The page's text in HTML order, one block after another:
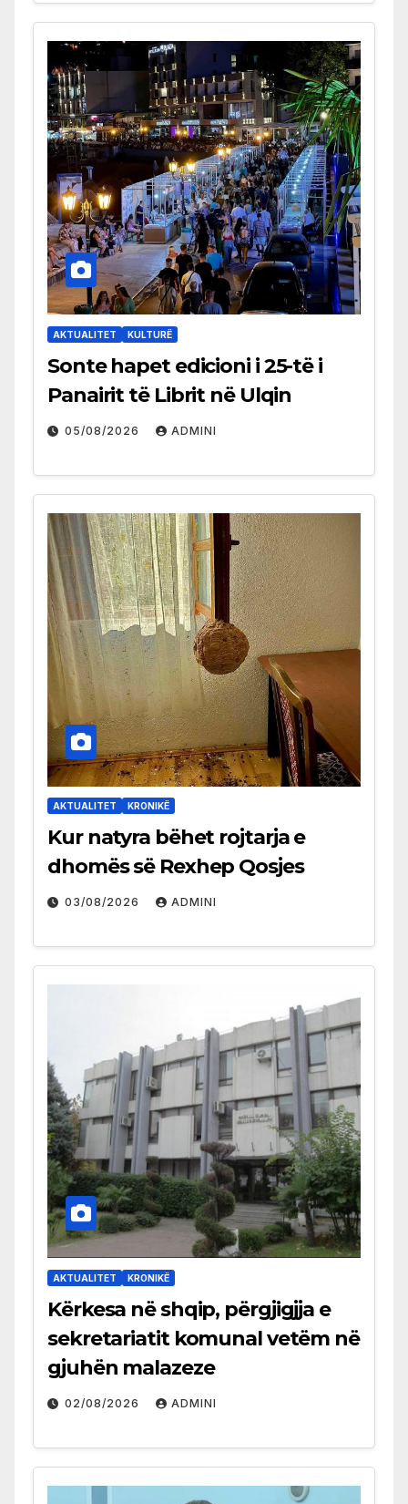
AKTUALITET KULTURË
Sonte hapet edicioni i 25-të i
Panairit të Librit në Ulqin
05/08/2026 ADMINI
AKTUALITET KRONIKË
Kur natyra bëhet rojtarja e
dhomës së Rexhep Qosjes
03/08/2026 ADMINI
AKTUALITET KRONIKË
Kërkesa në shqip, përgjigjja e
sekretariatit komunal vetëm në
gjuhën malazeze
02/08/2026 ADMINI